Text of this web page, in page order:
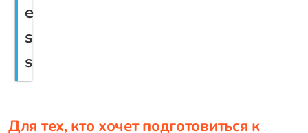
e
s
s
Для тех, кто хочет подготовиться к